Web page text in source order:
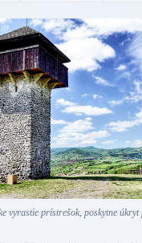
vyrastie prístrešok, poskytne